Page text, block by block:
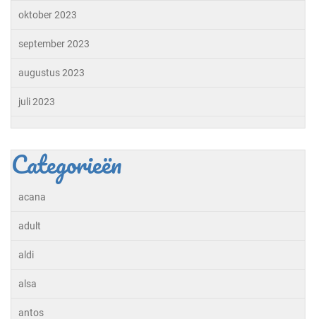
oktober 2023
september 2023
augustus 2023
juli 2023
Categorieën
acana
adult
aldi
alsa
antos